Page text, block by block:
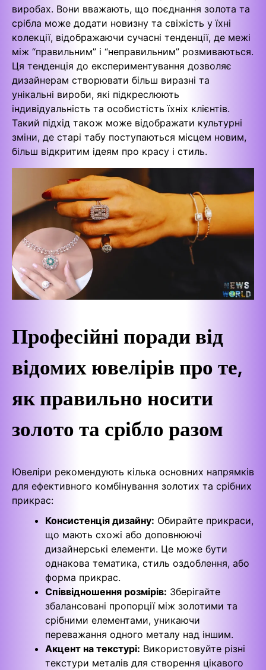
виробах. Вони вважають, що поєднання золота та
срібла може додати новизну та свіжість у їхні
колекції, відображаючи сучасні тенденції, де межі
між “правильним” і “неправильним” розмиваються.
Ця тенденція до експериментування дозволяє
дизайнерам створювати більш виразні та
унікальні вироби, які підкреслюють
індивідуальність та особистість їхніх клієнтів.
Такий підхід також може відображати культурні
зміни, де старі табу поступаються місцем новим,
більш відкритим ідеям про красу і стиль.
Професійні поради від
відомих ювелірів про те,
як правильно носити
золото та срібло разом
Ювеліри рекомендують кілька основних напрямків
для ефективного комбінування золотих та срібних
прикрас:
Консистенція дизайну: Обирайте прикраси,
що мають схожі або доповнюючі
дизайнерські елементи. Це може бути
однакова тематика, стиль оздоблення, або
форма прикрас.
Співвідношення розмірів: Зберігайте
збалансовані пропорції між золотими та
срібними елементами, уникаючи
переважання одного металу над іншим.
Акцент на текстурі: Використовуйте різні
текстури металів для створення цікавого